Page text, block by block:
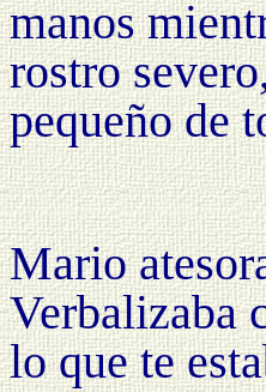
manos
rostro
pequeño de
Mario
Verbalizaba
lo que te